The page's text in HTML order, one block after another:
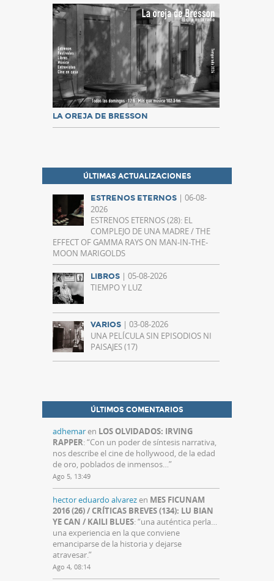
LA OREJA DE BRESSON
ÚLTIMAS ACTUALIZACIONES
ESTRENOS ETERNOS | 06-08-
2026
ESTRENOS ETERNOS (28): EL
COMPLEJO DE UNA MADRE / THE
EFFECT OF GAMMA RAYS ON MAN-IN-THE-
MOON MARIGOLDS
LIBROS | 05-08-2026
TIEMPO Y LUZ
VARIOS | 03-08-2026
UNA PELÍCULA SIN EPISODIOS NI
PAISAJES (17)
ÚLTIMOS COMENTARIOS
adhemaren LOS OLVIDADOS: IRVING
RAPPER: “Con un poder de síntesis narrativa,
nos describe el cine de hollywood, de la edad
de oro, poblados de inmensos…”
Ago 5, 13:49
hector eduardo alvarezen MES FICUNAM
2016 (26) / CRÍTICAS BREVES (134): LU BIAN
YE CAN / KAILI BLUES: “una auténtica perla…
una experiencia en la que conviene
emanciparse de la historia y dejarse
atravesar.”
Ago 4, 08:14